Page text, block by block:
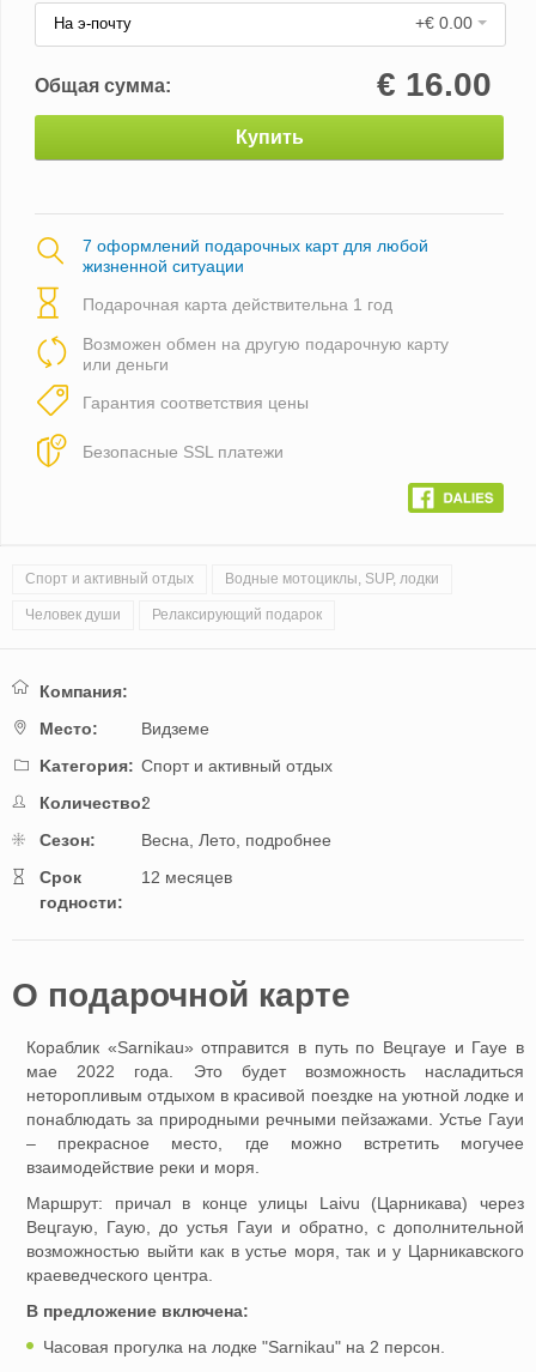
На э-почту +€ 0.00
Общая сумма: € 16.00
Купить
7 оформлений подарочных карт для любой
жизненной ситуации
Подарочная карта действительна 1 год
Возможен обмен на другую подарочную карту
или деньги
Гарантия соответствия цены
Безопасные SSL платежи
Спорт и активный отдых Водные мотоциклы, SUP, лодки
Человек души Релаксирующий подарок
Компания:
Mестo:
Видземе
Kатегория: Спорт и активный отдых
Количество:2
Cезон:
Весна, Лето, подробнее
Cрок
годности:
12 месяцев
O подарочной картe
Кораблик «Sarnikau» отправится в путь по Вецгауе и Гауе в
мае 2022 года. Это будет возможность насладиться
неторопливым отдыхом в красивой поездке на уютной лодке и
понаблюдать за природными речными пейзажами. Устье Гауи
– прекрасное место, где можно встретить могучее
взаимодействие реки и моря.
Маршрут: причал в конце улицы Laivu (Царникава) через
Вецгаую, Гаую, до устья Гауи и обратно, с дополнительной
возможностью выйти как в устье моря, так и у Царникавского
краеведческого центра.
В предложение включена:
Часовая прогулка на лодке "Sarnikau" на 2 персон.